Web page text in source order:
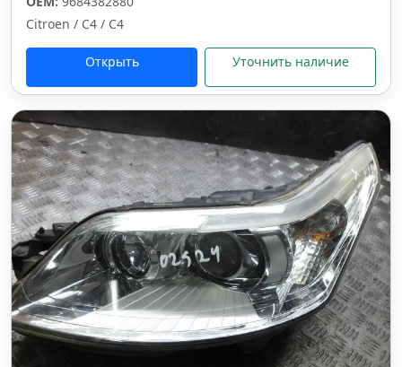
Citroen / C4 / C4
Открыть Уточнить наличие